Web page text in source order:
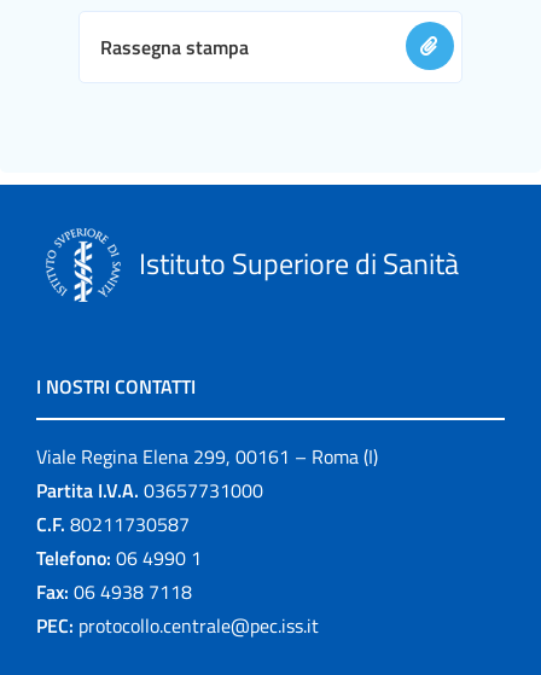
Rassegna stampa
Istituto Superiore di Sanità
I NOSTRI CONTATTI
Viale Regina Elena 299, 00161 – Roma (I)
Partita I.V.A. 03657731000
C.F. 80211730587
Telefono: 06 4990 1
Fax: 06 4938 7118
PEC: protocollo.centrale@pec.iss.it